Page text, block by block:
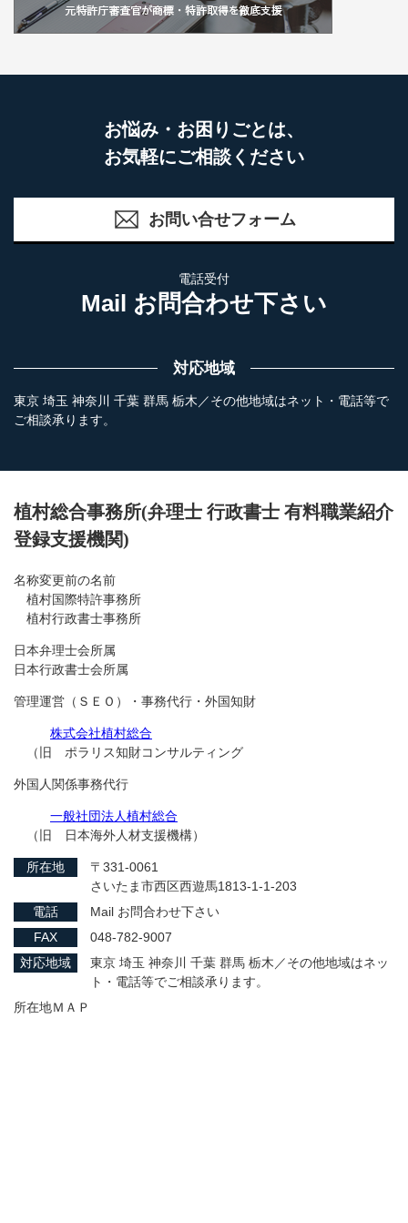
お悩み・お困りごとは、
お気軽にご相談ください
お問い合せフォーム
電話受付
Mail お問合わせ下さい
対応地域
東京 埼玉 神奈川 千葉 群馬 栃木／その他地域はネット・電話等で
ご相談承ります。
植村総合事務所(弁理士 行政書士 有料職業紹介
登録支援機関)
名称変更前の名前
植村国際特許事務所
植村行政書士事務所
日本弁理士会所属
日本行政書士会所属
管理運営（ＳＥＯ）・事務代行・外国知財
株式会社植村総合
（旧 ポラリス知財コンサルティング
外国人関係事務代行
一般社団法人植村総合
（旧 日本海外人材支援機構）
所在地
〒331-0061
さいたま市西区西遊馬1813-1-1-203
電話
Mail お問合わせ下さい
FAX
048-782-9007
対応地域
東京 埼玉 神奈川 千葉 群馬 栃木／その他地域はネッ
ト・電話等でご相談承ります。
所在地ＭＡＰ